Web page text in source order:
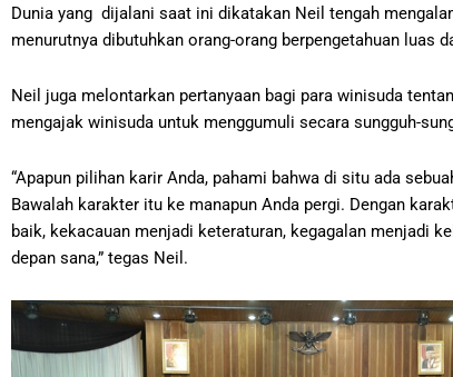
Dunia yang dijalani saat ini dikatakan Neil tengah
menurutnya dibutuhkan orang-orang berpengetahuan luas
Neil juga melontarkan pertanyaan bagi para winisuda
mengajak winisuda untuk menggumuli secara sungguh-
“Apapun pilihan karir Anda, pahami bahwa di situ ada
Bawalah karakter itu ke manapun Anda pergi. Dengan
baik, kekacauan menjadi keteraturan, kegagalan menjadi
depan sana,” tegas Neil.